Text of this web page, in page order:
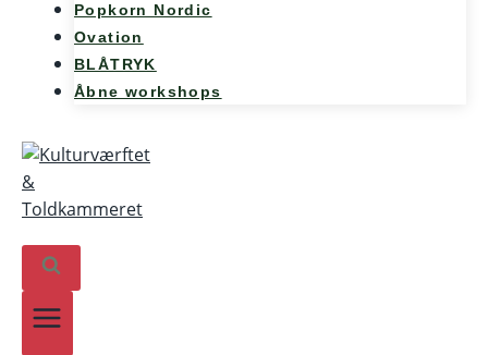
Popkorn Nordic
Ovation
BLÅTRYK
Åbne workshops